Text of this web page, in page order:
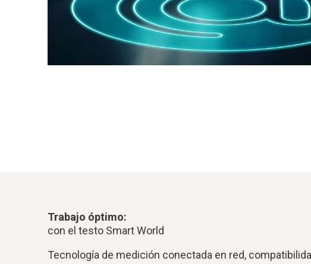
Trabajo óptimo:
con el testo Smart World
Tecnología de medición conectada en red,